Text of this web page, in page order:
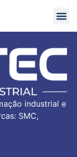
industrial e
SMC,